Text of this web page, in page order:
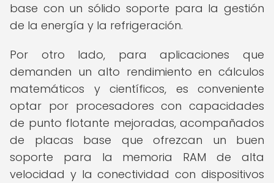
base con un sólido soporte para la gestión
de la energía y la refrigeración.
Por otro lado, para aplicaciones que
demanden un alto rendimiento en cálculos
matemáticos y científicos, es conveniente
optar por procesadores con capacidades
de punto flotante mejoradas, acompañados
de placas base que ofrezcan un buen
soporte para la memoria RAM de alta
velocidad y la conectividad con dispositivos